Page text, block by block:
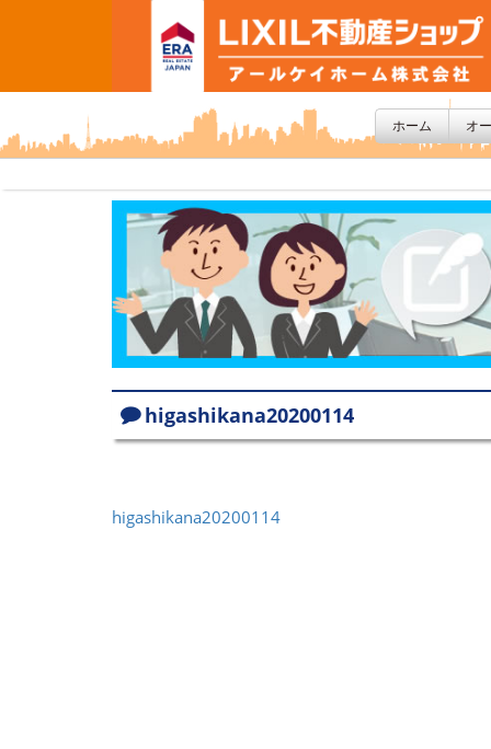
ホーム オ
higashikana20200114
higashikana20200114